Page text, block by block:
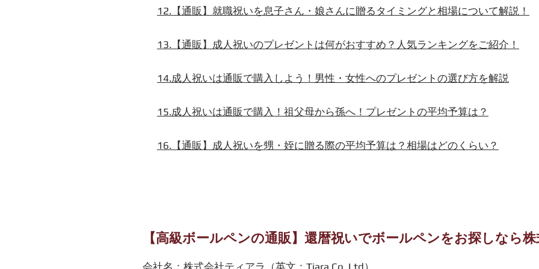
12.【通販】就職祝いを息子さん・娘さんに贈るタイミングと相場について解説！
13.【通販】成人祝いのプレゼントは何がおすすめ？人気ランキングをご紹介！
14.成人祝いは通販で購入しよう！男性・女性へのプレゼントの選び方を解説
15.成人祝いは通販で購入！祖父母から孫へ！プレゼントの平均予算は？
16.【通販】成人祝いを甥・姪に贈る際の平均予算は？相場はどのくらい？
【高級ボールペンの通販】還暦祝いでボールペンをお探しなら